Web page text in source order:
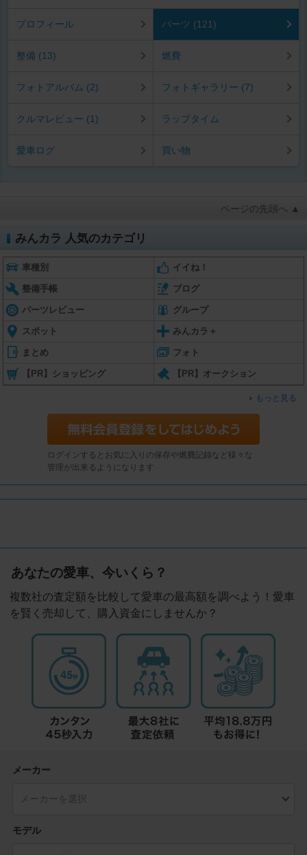
プロフィール パーツ (121)
整備 (13) 燃費
フォトアルバム (2) フォトギャラリー (7)
クルマレビュー (1) ラップタイム
愛車ログ 買い物
ページの先頭へ ▲
みんカラ 人気のカテゴリ
車種別 イイね！
整備手帳 ブログ
パーツレビュー グループ
スポット みんカラ＋
まとめ フォト
【PR】ショッピング 【PR】オークション
もっと見る
ログインするとお気に入りの保存や燃費記録など様々な
管理が出来るようになります
あなたの愛車、今いくら？
複数社の査定額を比較して愛車の最高額を調べよう！愛車
を賢く売却して、購入資金にしませんか？
メーカー
モデル